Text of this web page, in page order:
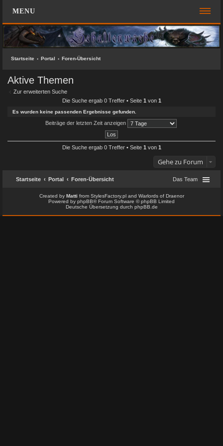
MENU
FOREN-ÜBERSICHT
Aktive Themen
KONTAKT
Startseite Portal Foren-Übersicht
Aktive Themen
Zur erweiterten Suche
Die Suche ergab 0 Treffer • Seite 1von 1
Es wurden keine passenden Ergebnisse gefunden.
Beiträge der letzten Zeit anzeigen
Die Suche ergab 0 Treffer • Seite 1von 1
Gehe zu Forum
Startseite Portal Foren-Übersicht Das Team
Created by Matti from StylesFactory.pl and Warlords of Draenor
Powered by phpBB® Forum Software © phpBB Limited
Deutsche Übersetzung durch phpBB.de